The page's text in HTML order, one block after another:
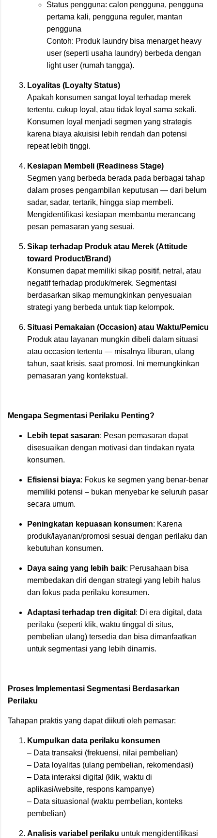
Status pengguna: calon pengguna, pengguna
pertama kali, pengguna reguler, mantan
pengguna
Contoh: Produk laundry bisa menarget heavy
user (seperti usaha laundry) berbeda dengan
light user (rumah tangga).
Loyalitas (Loyalty Status)
Apakah konsumen sangat loyal terhadap merek
tertentu, cukup loyal, atau tidak loyal sama sekali.
Konsumen loyal menjadi segmen yang strategis
karena biaya akuisisi lebih rendah dan potensi
repeat lebih tinggi.
Kesiapan Membeli (Readiness Stage)
Segmen yang berbeda berada pada berbagai tahap
dalam proses pengambilan keputusan — dari belum
sadar, sadar, tertarik, hingga siap membeli.
Mengidentifikasi kesiapan membantu merancang
pesan pemasaran yang sesuai.
Sikap terhadap Produk atau Merek (Attitude
toward Product/Brand)
Konsumen dapat memiliki sikap positif, netral, atau
negatif terhadap produk/merek. Segmentasi
berdasarkan sikap memungkinkan penyesuaian
strategi yang berbeda untuk tiap kelompok.
Situasi Pemakaian (Occasion) atau Waktu/Pemicu
Produk atau layanan mungkin dibeli dalam situasi
atau occasion tertentu — misalnya liburan, ulang
tahun, saat krisis, saat promosi. Ini memungkinkan
pemasaran yang kontekstual.
Mengapa Segmentasi Perilaku Penting?
Lebih tepat sasaran: Pesan pemasaran dapat
disesuaikan dengan motivasi dan tindakan nyata
konsumen.
Efisiensi biaya: Fokus ke segmen yang benar-benar
memiliki potensi – bukan menyebar ke seluruh pasar
secara umum.
Peningkatan kepuasan konsumen: Karena
produk/layanan/promosi sesuai dengan perilaku dan
kebutuhan konsumen.
Daya saing yang lebih baik: Perusahaan bisa
membedakan diri dengan strategi yang lebih halus
dan fokus pada perilaku konsumen.
Adaptasi terhadap tren digital : Di era digital, data
perilaku (seperti klik, waktu tinggal di situs,
pembelian ulang) tersedia dan bisa dimanfaatkan
untuk segmentasi yang lebih dinamis.
Proses Implementasi Segmentasi Berdasarkan
Perilaku
Tahapan praktis yang dapat diikuti oleh pemasar:
Kumpulkan data perilaku konsumen
– Data transaksi (frekuensi, nilai pembelian)
– Data loyalitas (ulang pembelian, rekomendasi)
– Data interaksi digital (klik, waktu di
aplikasi/website, respons kampanye)
– Data situasional (waktu pembelian, konteks
pembelian)
Analisis variabel perilaku untuk mengidentifikasi